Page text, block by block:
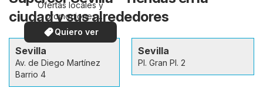
Ofertas locales y
promociones
especiales.
Quiero ver
ciudad y sus alrededores
Sevilla
Av. de Diego Martínez
Barrio 4
Sevilla
Pl. Gran Pl. 2